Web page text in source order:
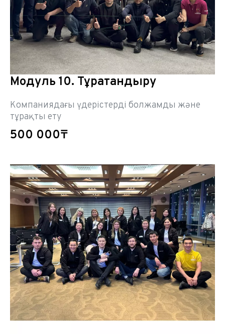
Модуль 10. Тұрақтандыру
Компаниядағы үдерістерді болжамды және
тұрақты ету
500 000₸